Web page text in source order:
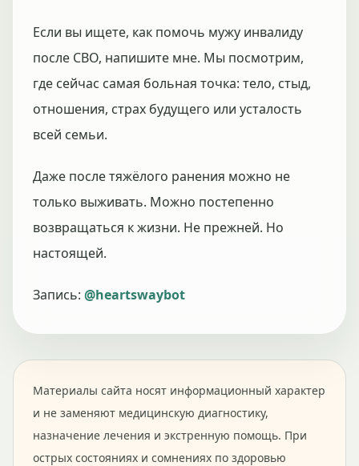
Если вы ищете, как помочь мужу инвалиду
после СВО, напишите мне. Мы посмотрим,
где сейчас самая больная точка: тело, стыд,
отношения, страх будущего или усталость
всей семьи.
Даже после тяжёлого ранения можно не
только выживать. Можно постепенно
возвращаться к жизни. Не прежней. Но
настоящей.
Запись: @heartswaybot
Материалы сайта носят информационный характер
и не заменяют медицинскую диагностику,
назначение лечения и экстренную помощь. При
острых состояниях и сомнениях по здоровью